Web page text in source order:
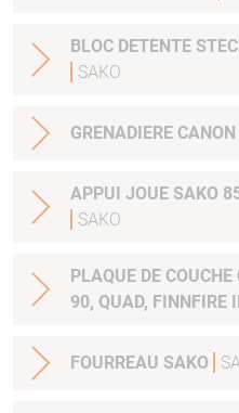
BLOC DETENTE
SAKO
GRENADIERE
APPUI JOUE SAKO
SAKO
PLAQUE DE
90, QUAD, FINNFIRE
FOURREAU SAKO